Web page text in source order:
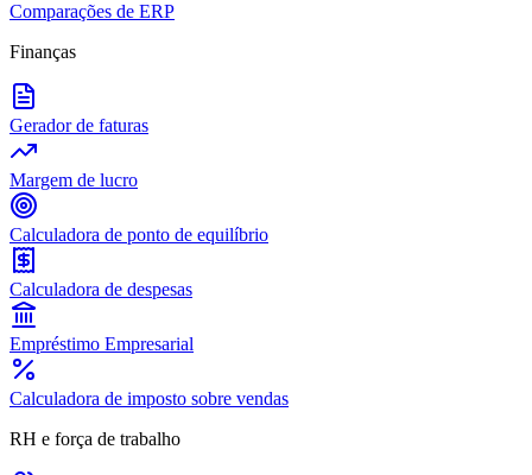
Comparações de ERP
Finanças
Gerador de faturas
Margem de lucro
Calculadora de ponto de equilíbrio
Calculadora de despesas
Empréstimo Empresarial
Calculadora de imposto sobre vendas
RH e força de trabalho